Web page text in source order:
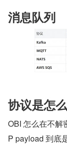
消息队列
协议是怎
OBI 怎么在不解
P payload 到底